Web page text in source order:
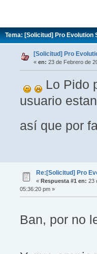
Tema: [Solicitud] Pro Evolution
[Solicitud] Pro
« en: 23 de Febrero de
Lo Pido
usuario
así que por
Re:[Solicitud] Pro
« Respuesta #1 en: 23
05:36:20 pm »
Ban, por no